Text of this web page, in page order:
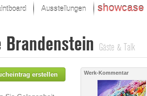
im Fokus
Malerei
Skulptur/Plastik
Digital Art
Grafik
Fotografie
Ausstellungen showcase
Brandenstein Gäste & Talk
erstellen Werk-Kommentar